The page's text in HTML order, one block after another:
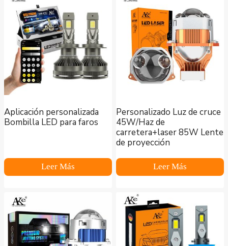
Aplicación personalizada
Bombilla LED para faros
Leer Más
Personalizado Luz de cruce
45W/Haz de
carretera+laser 85W Lente
de proyección
Leer Más